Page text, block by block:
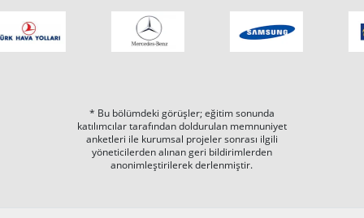
* Bu bölümdeki görüşler; eğitim sonunda
katılımcılar tarafından doldurulan memnuniyet
anketleri ile kurumsal projeler sonrası ilgili
yöneticilerden alınan geri bildirimlerden
anonimleştirilerek derlenmiştir.